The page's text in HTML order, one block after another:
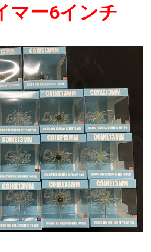
マー6インチ